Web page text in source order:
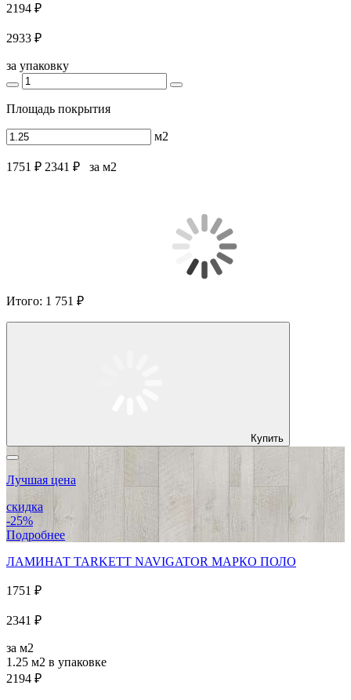
2194 ₽
2933 ₽
за упаковку
Площадь покрытия
м2
1751 ₽ 2341 ₽ за м2
Итого: 1 751 ₽
Купить
Лучшая цена
скидка
-25%
Подробнее
ЛАМИНАТ TARKETT NAVIGATOR МАРКО ПОЛО
1751 ₽
2341 ₽
за м2
1.25 м2 в упаковке
2194 ₽